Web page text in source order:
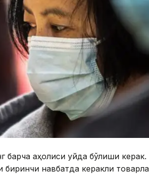
барча аҳолиси уйда бўлиши
навбатда керакли